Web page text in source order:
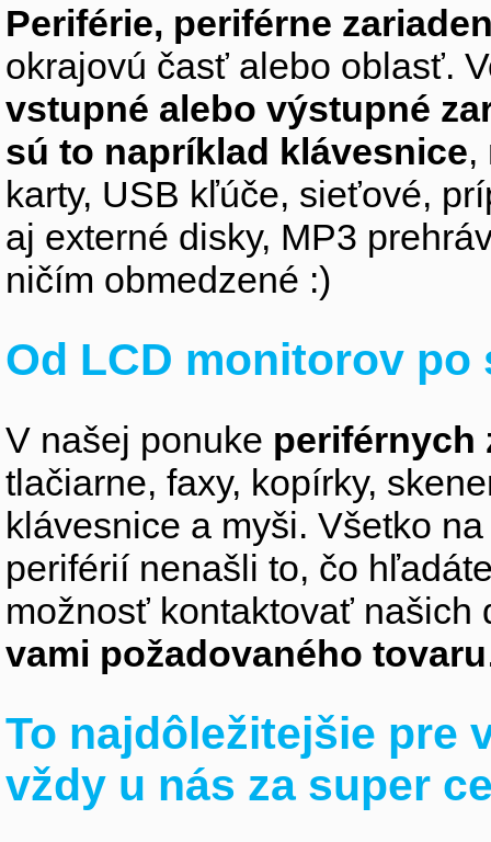
Periférie, periférne
okrajovú časť alebo oblasť.
vstupné alebo výstupné
sú to napríklad klávesnice,
karty, USB kľúče, sieťové,
aj externé disky, MP3
ničím obmedzené :)
Od LCD monitorov
V našej ponuke periférnych
tlačiarne, faxy, kopírky,
klávesnice a myši. Všetko
periférií nenašli to, čo
možnosť kontaktovať
vami požadovaného tovaru
To najdôležitejšie pre
vždy u nás za super